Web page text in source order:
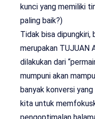
kunci yang memiliki
paling baik?)
Tidak bisa dipungkiri,
merupakan TUJUAN
dilakukan dari
mumpuni akan
banyak konversi
kita untuk